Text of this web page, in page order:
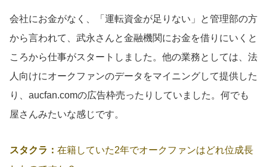
会社にお金がなく、「運転資金が足りない」と管理部の方
から言われて、武永さんと金融機関にお金を借りにいくと
ころから仕事がスタートしました。他の業務としては、法
人向けにオークファンのデータをマイニングして提供した
り、aucfan.comの広告枠売ったりしていました。何でも
屋さんみたいな感じです。
スタクラ： 在籍していた2年でオークファンはどれ位成長